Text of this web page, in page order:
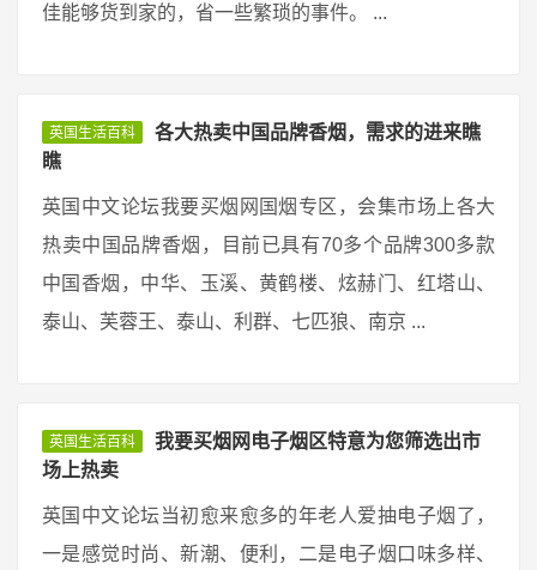
佳能够货到家的，省一些繁琐的事件。 ...
英国生活百科
各大热卖中国品牌香烟，需求的进来瞧
瞧
英国中文论坛我要买烟网国烟专区，会集市场上各大
热卖中国品牌香烟，目前已具有70多个品牌300多款
中国香烟，中华、玉溪、黄鹤楼、炫赫门、红塔山、
泰山、芙蓉王、泰山、利群、七匹狼、南京 ...
英国生活百科
我要买烟网电子烟区特意为您筛选出市
场上热卖
英国中文论坛当初愈来愈多的年老人爱抽电子烟了，
一是感觉时尚、新潮、便利，二是电子烟口味多样、